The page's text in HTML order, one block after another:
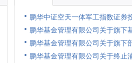
鹏华中证空天一体军工指数证券
鹏华基金管理有限公司关于旗下
鹏华基金管理有限公司关于旗下
鹏华基金管理有限公司关于终止